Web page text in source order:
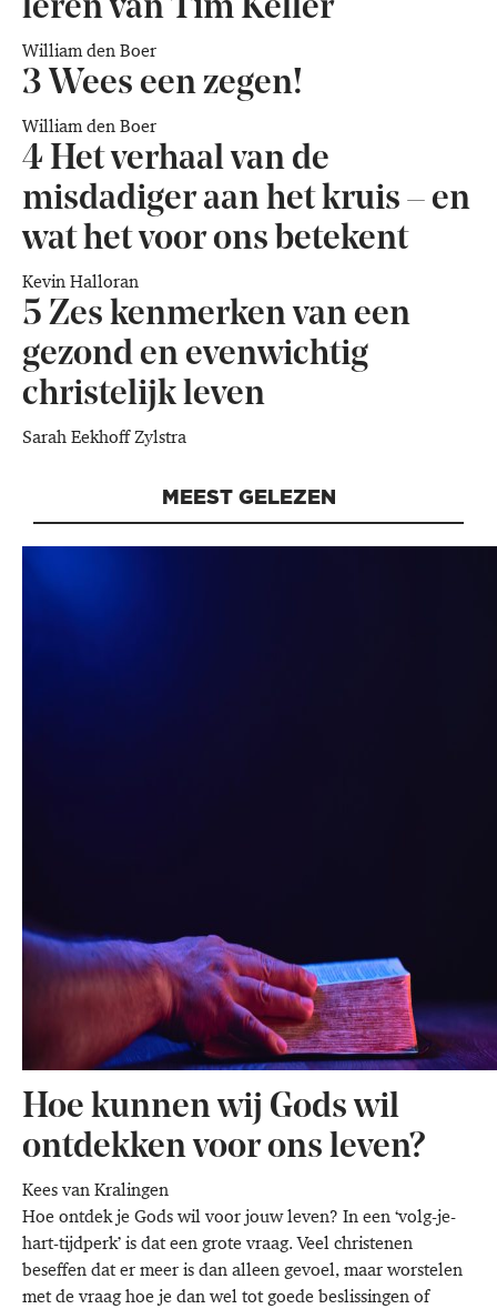
leren van Tim Keller
William den Boer
3 Wees een zegen!
William den Boer
4 Het verhaal van de
misdadiger aan het kruis – en
wat het voor ons betekent
Kevin Halloran
5 Zes kenmerken van een
gezond en evenwichtig
christelijk leven
Sarah Eekhoff Zylstra
MEEST GELEZEN
Hoe kunnen wij Gods wil
ontdekken voor ons leven?
Kees van Kralingen
Hoe ontdek je Gods wil voor jouw leven? In een ‘volg-je-
hart-tijdperk’ is dat een grote vraag. Veel christenen
beseffen dat er meer is dan alleen gevoel, maar worstelen
met de vraag hoe je dan wel tot goede beslissingen of